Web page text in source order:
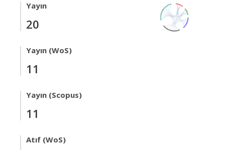
Yayın
20
Yayın (WoS)
11
Yayın (Scopus)
11
Atıf (WoS)